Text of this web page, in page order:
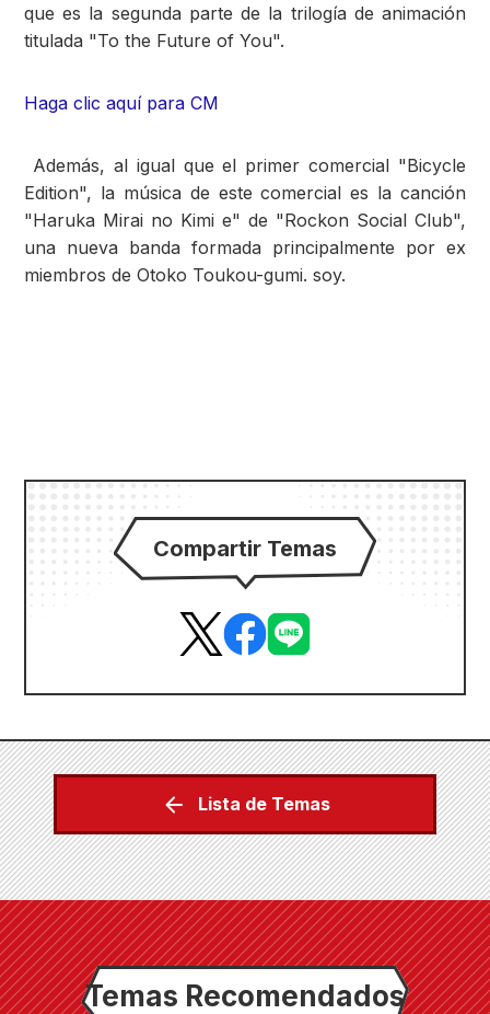
que es la segunda parte de la trilogía de animación
titulada "To the Future of You".
Haga clic aquí para CM
Además, al igual que el primer comercial "Bicycle
Edition", la música de este comercial es la canción
"Haruka Mirai no Kimi e" de "Rockon Social Club",
una nueva banda formada principalmente por ex
miembros de Otoko Toukou-gumi. soy.
Compartir Temas
Lista de Temas
Temas Recomendados